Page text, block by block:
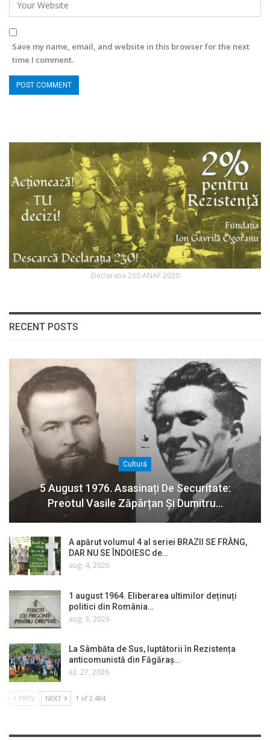
Save my name, email, and website in this browser for the next
time I comment.
Declaratia 230 ANAF 2020
RECENT POSTS
Cultură
5 August 1976. Asasinați De Securitate:
Preotul Vasile Zăpârțan Și Dumitru…
A apărut volumul 4 al seriei BRAZII SE FRÂNG,
DAR NU SE ÎNDOIESC de…
aug. 4, 2026
1 august 1964. Eliberarea ultimilor deținuți
politici din România…
aug. 3, 2026
La Sâmbăta de Sus, luptătorii în Rezistența
anticomunistă din Făgăraș…
iul. 27, 2026
PREV NEXT 1 of 2.484